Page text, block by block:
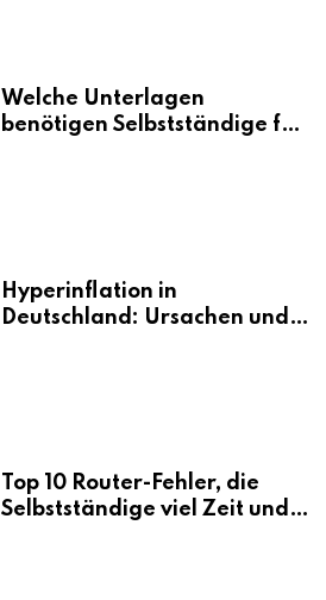
Welche Unterlagen
benötigen Selbstständige für
Hyperinflation in
Deutschland: Ursachen und
Top 10 Router-Fehler, die
Selbstständige viel Zeit und